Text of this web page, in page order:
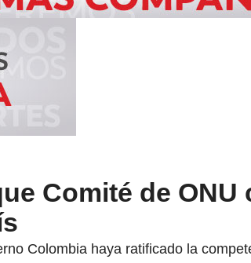
Comité de ONU
Colombia haya ratificado la